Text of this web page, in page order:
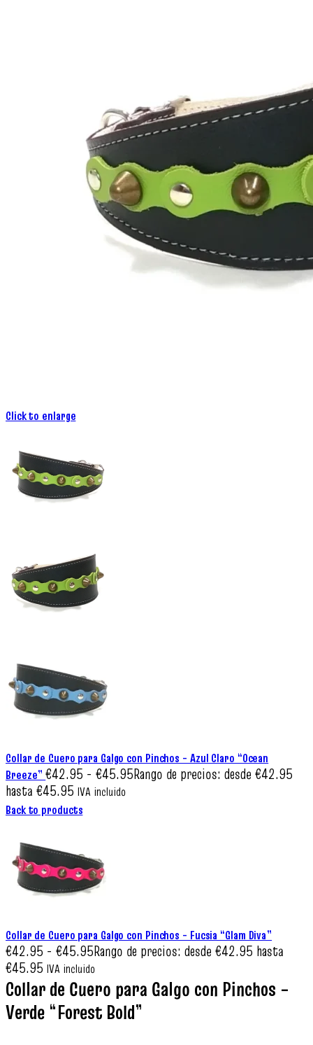
Click to enlarge
Collar de Cuero para Galgo con Pinchos – Azul Claro “Ocean
Breeze”€42.95 - €45.95Rango de precios: desde €42.95
hasta €45.95 IVA incluido
Back to products
Collar de Cuero para Galgo con Pinchos – Fucsia “Glam Diva”
€42.95 - €45.95Rango de precios: desde €42.95 hasta
€45.95 IVA incluido
Collar de Cuero para Galgo con Pinchos –
Verde “Forest Bold”